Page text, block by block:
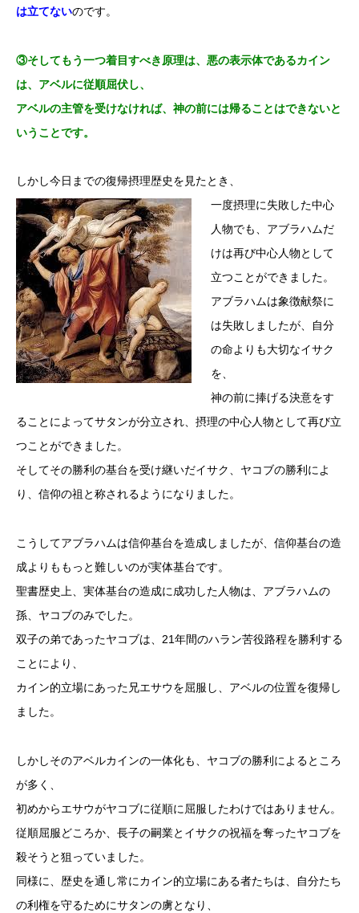
は立てないのです。
③そしてもう一つ着目すべき原理は、悪の表示体であるカイン
は、アベルに従順屈伏し、
アベルの主管を受けなければ、神の前には帰ることはできないと
いうことです。
しかし今日までの復帰摂理歴史を見たとき、
一度摂理に失敗した中心
人物でも、アブラハムだ
けは再び中心人物として
立つことができました。
アブラハムは象徴献祭に
は失敗しましたが、自分
の命よりも大切なイサク
を、
神の前に捧げる決意をす
ることによってサタンが分立され、摂理の中心人物として再び立
つことができました。
そしてその勝利の基台を受け継いだイサク、ヤコブの勝利によ
り、信仰の祖と称されるようになりました。
こうしてアブラハムは信仰基台を造成しましたが、信仰基台の造
成よりももっと難しいのが実体基台です。
聖書歴史上、実体基台の造成に成功した人物は、アブラハムの
孫、ヤコブのみでした。
双子の弟であったヤコブは、21年間のハラン苦役路程を勝利する
ことにより、
カイン的立場にあった兄エサウを屈服し、アベルの位置を復帰し
ました。
しかしそのアベルカインの一体化も、ヤコブの勝利によるところ
が多く、
初めからエサウがヤコブに従順に屈服したわけではありません。
従順屈服どころか、長子の嗣業とイサクの祝福を奪ったヤコブを
殺そうと狙っていました。
同様に、歴史を通し常にカイン的立場にある者たちは、自分たち
の利権を守るためにサタンの虜となり、